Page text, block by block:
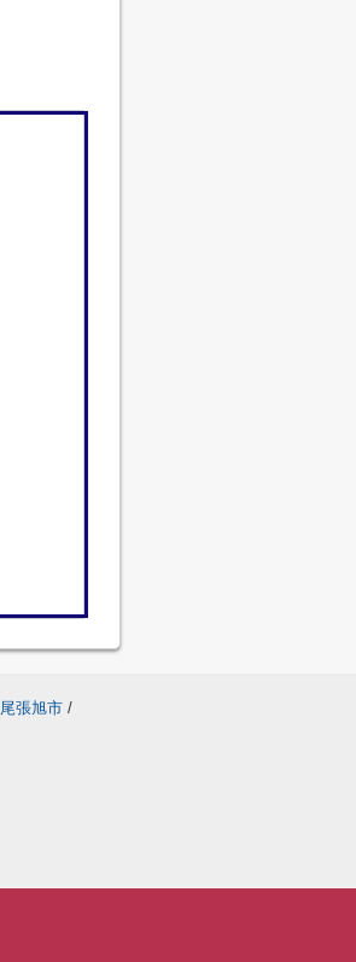
尾張旭市 /